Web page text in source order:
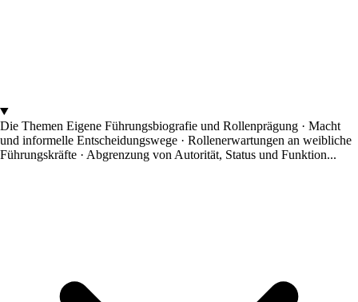
Die Themen Eigene Führungsbiografie und Rollenprägung · Macht
und informelle Entscheidungswege · Rollenerwartungen an weibliche
Führungskräfte · Abgrenzung von Autorität, Status und Funktion...